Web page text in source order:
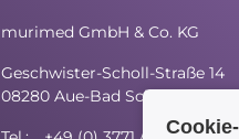
murimed GmbH & Co. KG
Geschwister-Scholl-Straße 14
08280 Aue-Bad Schlema